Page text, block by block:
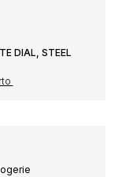
DIAL, STEEL